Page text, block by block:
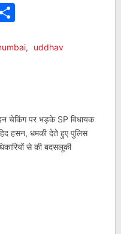
Share
,
uddhav
चेकिंग पर भड़के SP विधायक
हसन, धमकी देते हुए पुलिस
से की बदसलूकी